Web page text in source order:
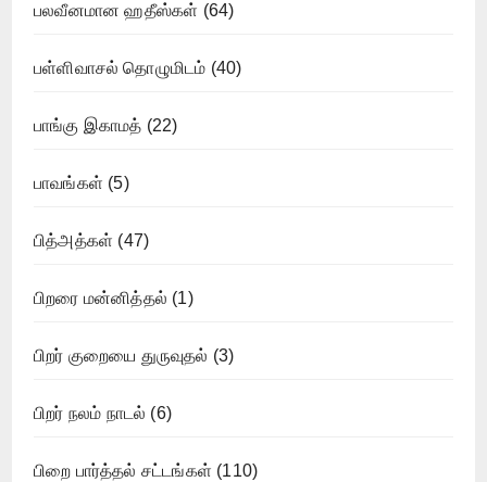
பலவீனமான ஹதீஸ்கள் (64)
பள்ளிவாசல் தொழுமிடம் (40)
பாங்கு இகாமத் (22)
பாவங்கள் (5)
பித்அத்கள் (47)
பிறரை மன்னித்தல் (1)
பிறர் குறையை துருவுதல் (3)
பிறர் நலம் நாடல் (6)
பிறை பார்த்தல் சட்டங்கள் (110)